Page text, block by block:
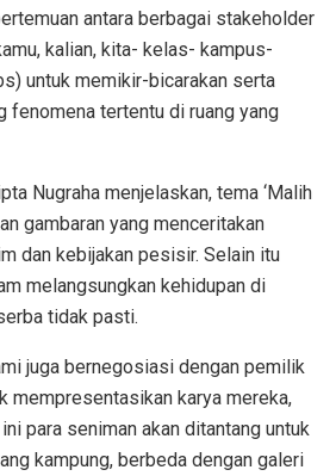
antara berbagai stakeholder
kalian, kita- kelas- kampus-
untuk memikir-bicarakan serta
fenomena tertentu di ruang yang
Nugraha menjelaskan, tema ‘Malih
gambaran yang menceritakan
dan kebijakan pesisir. Selain itu
melangsungkan kehidupan di
tidak pasti.
juga bernegosiasi dengan pemilik
mempresentasikan karya mereka,
para seniman akan ditantang untuk
kampung, berbeda dengan galeri